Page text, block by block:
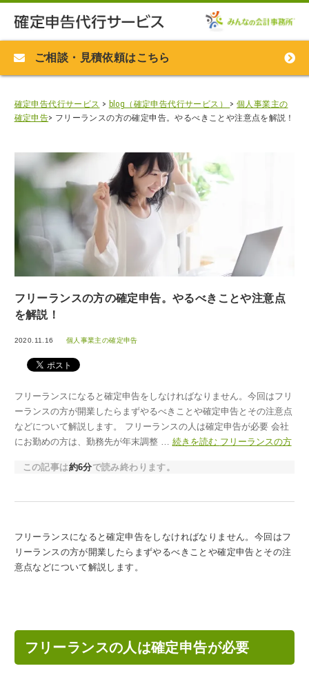
ご相談・見積依頼はこちら
確定申告代行サービス > blog（確定申告代行サービス） >個人事業主の
確定申告> フリーランスの方の確定申告。やるべきことや注意点を解説！
フリーランスの方の確定申告。やるべきことや注意点
を解説！
2020.11.16 個人事業主の確定申告
フリーランスになると確定申告をしなければなりません。今回はフリ
ーランスの方が開業したらまずやるべきことや確定申告とその注意点
などについて解説します。 フリーランスの人は確定申告が必要 会社
にお勤めの方は、勤務先が年末調整 … 続きを読む フリーランスの方
この記事は約6分で読み終わります。
フリーランスになると確定申告をしなければなりません。今回はフ
リーランスの方が開業したらまずやるべきことや確定申告とその注
意点などについて解説します。
フリーランスの人は確定申告が必要